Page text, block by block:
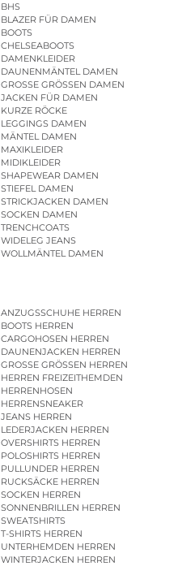
BHS
BLAZER FÜR DAMEN
BOOTS
CHELSEABOOTS
DAMENKLEIDER
DAUNENMÄNTEL DAMEN
GROSSE GRÖSSEN DAMEN
JACKEN FÜR DAMEN
KURZE RÖCKE
LEGGINGS DAMEN
MÄNTEL DAMEN
MAXIKLEIDER
MIDIKLEIDER
SHAPEWEAR DAMEN
STIEFEL DAMEN
STRICKJACKEN DAMEN
SOCKEN DAMEN
TRENCHCOATS
WIDELEG JEANS
WOLLMÄNTEL DAMEN
ANZUGSSCHUHE HERREN
BOOTS HERREN
CARGOHOSEN HERREN
DAUNENJACKEN HERREN
GROSSE GRÖSSEN HERREN
HERREN FREIZEITHEMDEN
HERRENHOSEN
HERRENSNEAKER
JEANS HERREN
LEDERJACKEN HERREN
OVERSHIRTS HERREN
POLOSHIRTS HERREN
PULLUNDER HERREN
RUCKSÄCKE HERREN
SOCKEN HERREN
SONNENBRILLEN HERREN
SWEATSHIRTS
T-SHIRTS HERREN
UNTERHEMDEN HERREN
WINTERJACKEN HERREN